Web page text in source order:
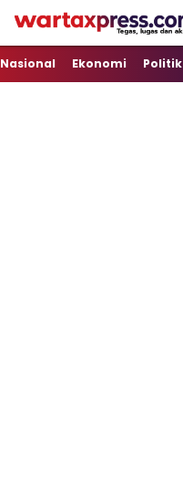
WartaXpress
Tegas, Lugas dan Akurat
Nasional Ekonomi Politik